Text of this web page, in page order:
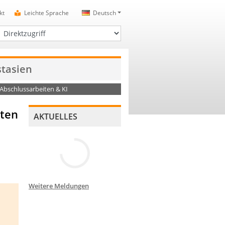
Deutsch
Leichte Sprache
Direktzugriff
& KI
AKTUELLES
Weitere Meldungen